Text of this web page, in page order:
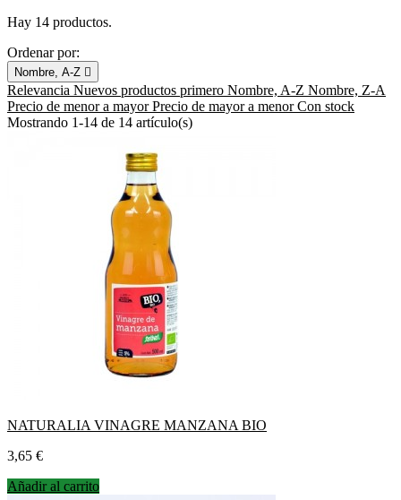
Hay 14 productos.
Ordenar por:
Nombre, A-Z 
Relevancia Nuevos productos primero Nombre, A-Z Nombre, Z-A
Precio de menor a mayorPrecio de mayor a menorCon stock
Mostrando 1-14 de 14 artículo(s)
NATURALIA VINAGRE MANZANA BIO
Precio
3,65 €
Añadir al carrito